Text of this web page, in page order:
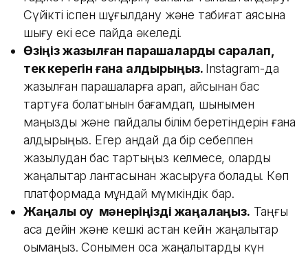
Сүйікті іспен шұғылдану және табиғат аясына
шығу екі есе пайда әкеледі.
Өзіңіз жазылған парақшаларды саралап,
тек керегін ғана қалдырыңыз. Instagram-да
жазылған парақшаларға қарап, қайсынан бас
тартуға болатынын бағамдап, шынымен
маңызды және пайдалы білім беретіндерін ғана
қалдырыңыз. Егер қандай да бір себеппен
жазылудан бас тартқыңыз келмесе, оларды
жаңалықтар лантасынан жасыруға болады. Көп
платформада мұндай мүмкіндік бар.
Жаңалық оқу мәнеріңізді жаңалаңыз. Таңғы
асқа дейін және кешкі астан кейін жаңалықтар
оқымаңыз. Сонымен қоса жаңалықтарды күн